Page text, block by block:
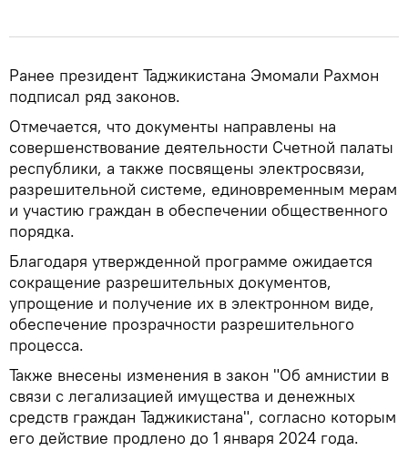
Ранее президент Таджикистана Эмомали Рахмон
подписал ряд законов.
Отмечается, что документы направлены на
совершенствование деятельности Счетной палаты
республики, а также посвящены электросвязи,
разрешительной системе, единовременным мерам
и участию граждан в обеспечении общественного
порядка.
Благодаря утвержденной программе ожидается
сокращение разрешительных документов,
упрощение и получение их в электронном виде,
обеспечение прозрачности разрешительного
процесса.
Также внесены изменения в закон "Об амнистии в
связи с легализацией имущества и денежных
средств граждан Таджикистана", согласно которым
его действие продлено до 1 января 2024 года.